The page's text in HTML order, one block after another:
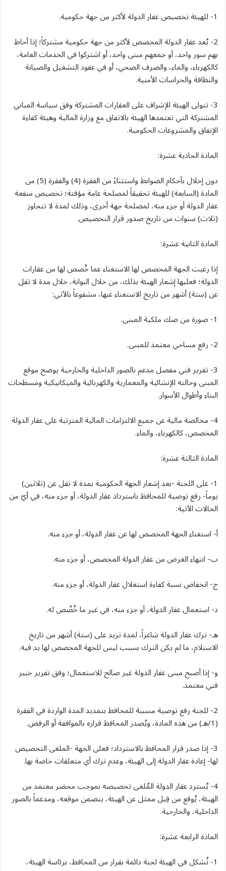
1- للهيئة تخصيص عقار الدولة لأكثر من جهة حكومية.
2- يُعد عقار الدولة المخصص لأكثر من جهة حكومية مشتركاً؛ إذا أحاط
بهم سور واحد، أو جمعهم مبنى واحد، أو اشتركوا في الخدمات العامة،
كالكهرباء، والماء، والصرف الصحي، أو في عقود التشغيل والصيانة
والنظافة والحراسات الأمنية.
3- تتولى الهيئة الإشراف على العقارات المشتركة وفق سياسة المباني
المشتركة التي تعتمدها الهيئة بالاتفاق مع وزارة المالية وهيئة كفاءة
الإنفاق والمشروعات الحكومية.
المادة الحادية عشرة:
دون إخلال بأحكام الضوابط واستثناءً من الفقرة (4) والفقرة (5) من
المادة (السابعة) للهيئة تحقيقاً لمصلحة عامة مؤقتة؛ تخصيص منفعة
عقار الدولة أو جزء منه، لمصلحة جهة أخرى، وذلك لمدة لا تتجاوز
(ثلاث) سنوات من تاريخ صدور قرار التخصيص.
المادة الثانية عشرة:
إذا رغبت الجهة المخصص لها الاستغناء عما خُصص لها من عقارات
الدولة؛ فعليها إشعار الهيئة بذلك، من خلال البوابة، خلال مدة لا تقل
عن (ستة) أشهر من تاريخ الاستغناء عنها، مشفوعاً بالآتي:
1- صورة من صك ملكية المبنى.
2- رفع مساحي معتمد للمبنى.
3- تقرير فني مفصل مدعم بالصور الداخلية والخارجية يوضح موقع
المبنى وحالته الإنشائية والمعمارية والكهربائية والميكانيكية ومسطحات
البناء وأطوال الأسوار.
4- مخالصة مالية عن جميع الالتزامات المالية المترتبة على عقار الدولة
المخصص، كالكهرباء، والماء.
المادة الثالثة عشرة:
1- على اللجنة -بعد إشعار الجهة الحكومية بمدة لا تقل عن (ثلاثين)
يوماً- رفع توصية للمحافظ باسترداد عقار الدولة، أو جزء منه، في أيّ من
الحالات الآتية:
أ- استغناء الجهة المخصص لها عن عقار الدولة، أو جزء منه.
ب- انتهاء الغرض من عقار الدولة المخصص، أو جزء منه.
ج- انخفاض نسبة كفاءة استغلال عقار الدولة، أو جزء منه.
د- استعمال عقار الدولة، أو جزء منه، في غير ما خُصِّص له.
هـ- ترك عقار الدولة شاغراً، لمدة تزيد على (ستة) أشهر من تاريخ
الاستلام، ما لم يكن الترك بسبب ليس للجهة المخصص لها يد فيه.
و- إذا أصبح مبنى عقار الدولة غير صالح للاستعمال؛ وفق تقرير خبير
فني معتمد.
2- للجنة رفع توصية مسببة للمحافظ بتمديد المدة الواردة في الفقرة
(1/هـ) من هذه المادة، ويُصدر المحافظ قراره بالموافقة أو الرفض.
3- إذا صدر قرار المحافظ بالاسترداد؛ فعلى الجهة -الملغى التخصيص
لها- إعادة عقار الدولة إلى الهيئة، وعدم ترك أي متعلقات خاصة بها.
4- يُسترد عقار الدولة المُلغى تخصيصه بموجب محضر معتمد من
الهيئة، يُوقع من قِبل ممثل عن الهيئة، يتضمن موقعه، ومدعماً بالصور
الداخلية، والخارجية.
المادة الرابعة عشرة:
1- تُشكل في الهيئة لجنة دائمة بقرار من المحافظ، برئاسة الهيئة،